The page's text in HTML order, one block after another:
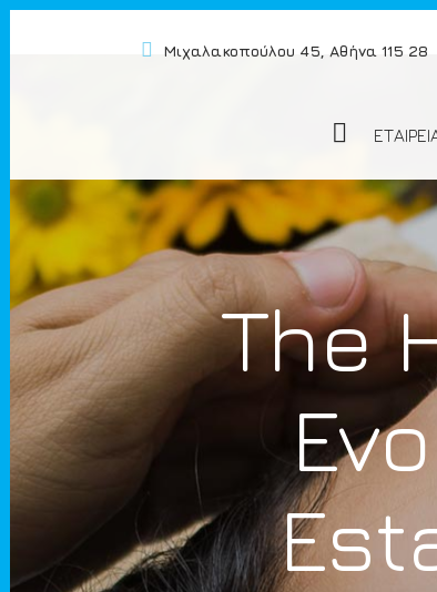
Μιχαλακοπούλου 45, Αθήνα 115 28
The